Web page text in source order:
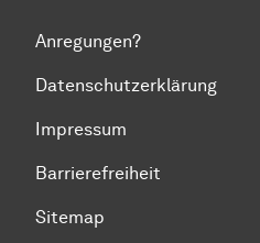
Anregungen?
Datenschutzerklärung
Impressum
Barrierefreiheit
Sitemap